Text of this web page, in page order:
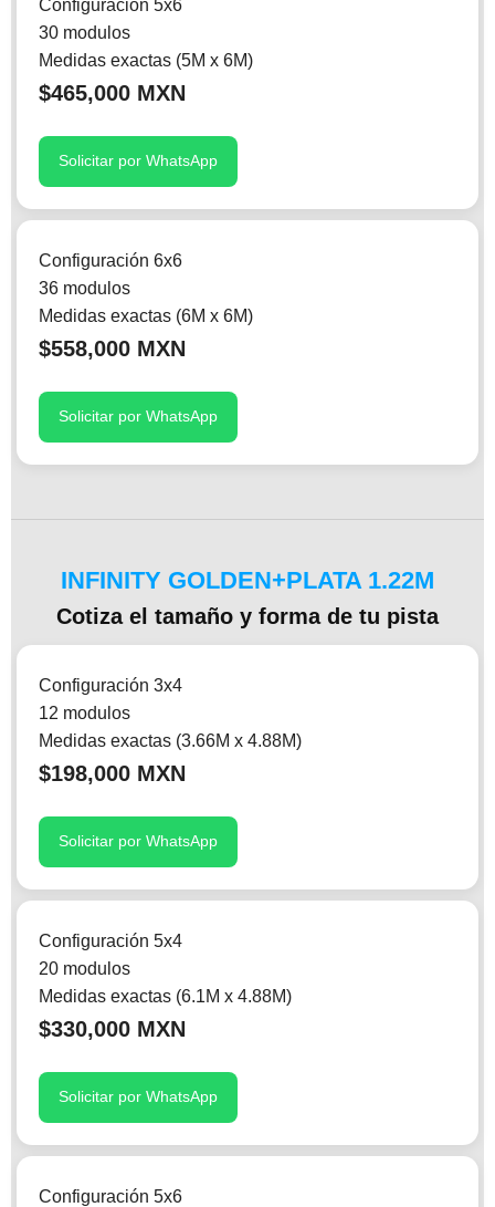
Configuración 5x6
30 modulos
Medidas exactas (5M x 6M)
$465,000 MXN
Solicitar por WhatsApp
Configuración 6x6
36 modulos
Medidas exactas (6M x 6M)
$558,000 MXN
Solicitar por WhatsApp
INFINITY GOLDEN+PLATA 1.22M
Cotiza el tamaño y forma de tu pista
Configuración 3x4
12 modulos
Medidas exactas (3.66M x 4.88M)
$198,000 MXN
Solicitar por WhatsApp
Configuración 5x4
20 modulos
Medidas exactas (6.1M x 4.88M)
$330,000 MXN
Solicitar por WhatsApp
Configuración 5x6